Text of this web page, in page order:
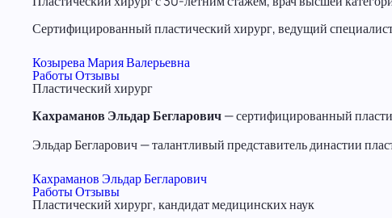
Сертифицированный пластический хирург, ведущий
Козырева Мария Валерьевна
РаботыОтзывы
Пластический хирург
Кахраманов Эльдар Бегларович— сертифицированный
Эльдар Бегларович — талантливый представитель династии
Кахраманов Эльдар Бегларович
РаботыОтзывы
Пластический хирург, кандидат медицинских наук